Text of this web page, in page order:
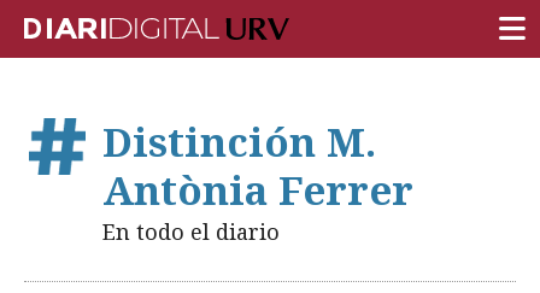
INVESTIGACIÓN
DOCENCIA
Distinción M.
Antònia Ferrer
En todo el diario